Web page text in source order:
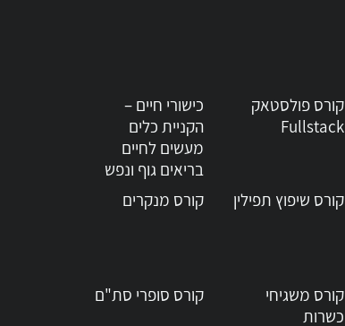
קורס פולסטאק
Fullstack
כישורי חיים –
הקניית כלים
מעשים לחיים
בריאים גוף ונפש
קורס שיפוץ תפילין קורס מנקרים
קורס משגיחי
כשרות
קורס סופרי סת"ם